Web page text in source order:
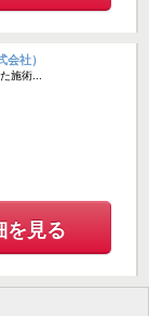
社）
施術...
を見る